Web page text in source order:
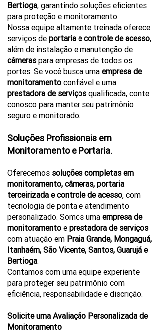
Bertioga, garantindo soluções eficientes
para proteção e monitoramento.
Nossa equipe altamente treinada oferece
serviços de portaria e controle de acesso,
além de instalação e manutenção de
câmeraspara empresas de todos os
portes. Se você busca uma empresa de
monitoramento confiável e uma
prestadora de serviçosqualificada, conte
conosco para manter seu patrimônio
seguro e monitorado.
Soluções Profissionais em
Monitoramento e Portaria.
Oferecemos soluções completas em
monitoramento, câmeras, portaria
terceirizada e controle de acesso, com
tecnologia de ponta e atendimento
personalizado. Somos uma empresa de
monitoramento e prestadora de serviços
com atuação em Praia Grande, Mongaguá,
Itanhaém, São Vicente, Santos, Guarujá e
Bertioga.
Contamos com uma equipe experiente
para proteger seu patrimônio com
eficiência, responsabilidade e discrição.
Solicite uma Avaliação Personalizada de
Monitoramento